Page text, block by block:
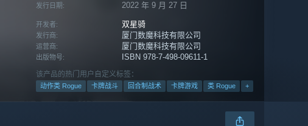
发行日期: 2022 年 9 月 27 日
开发者: 双星骑
发行商: 厦门数魔科技有限公司
运营商: 厦门数魔科技有限公司
出版物号: ISBN 978-7-498-09611-1
该产品的热门用户自定义标签：
动作类 Rogue 卡牌战斗 回合制战术 卡牌游戏 类 Rogue +